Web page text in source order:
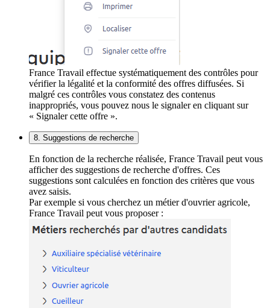
France Travail effectue systématiquement des contrôles pour
vérifier la légalité et la conformité des offres diffusées. Si
malgré ces contrôles vous constatez des contenus
inappropriés, vous pouvez nous le signaler en cliquant sur
« Signaler cette offre ».
8. Suggestions de recherche
En fonction de la recherche réalisée, France Travail peut vous
afficher des suggestions de recherche d'offres. Ces
suggestions sont calculées en fonction des critères que vous
avez saisis.
Par exemple si vous cherchez un métier d'ouvrier agricole,
France Travail peut vous proposer :